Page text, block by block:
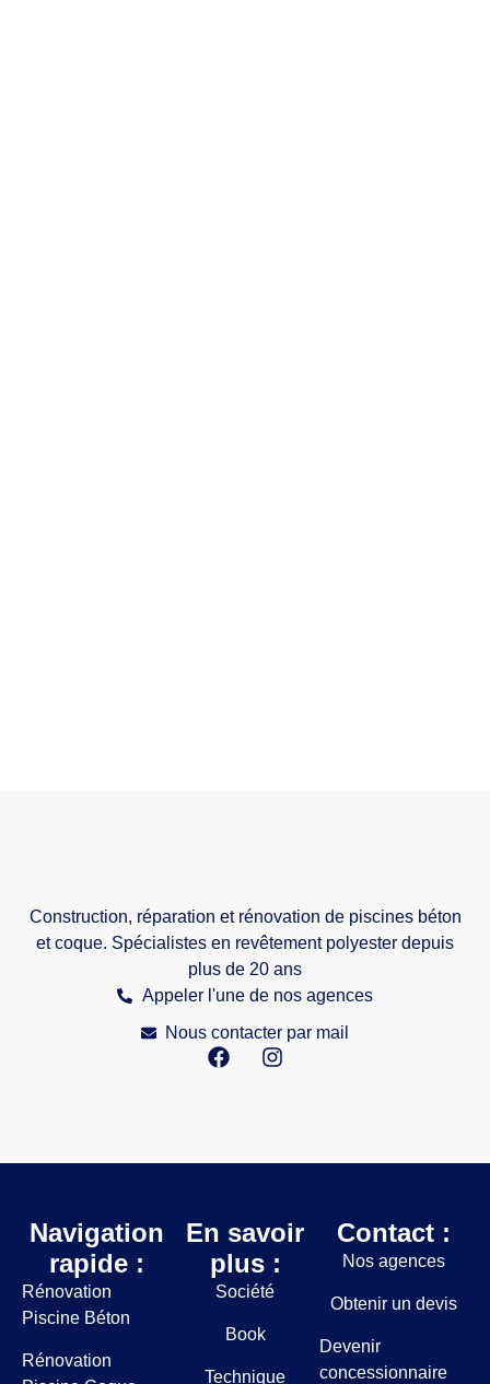
Construction, réparation et rénovation de piscines béton
et coque. Spécialistes en revêtement polyester depuis
plus de 20 ans
Appeler l'une de nos agences
Nous contacter par mail
Navigation
rapide :
Rénovation
Piscine Béton
Rénovation
En savoir
plus :
Société
Book
Technique
Contact :
Nos agences
Obtenir un devis
Devenir
concessionnaire